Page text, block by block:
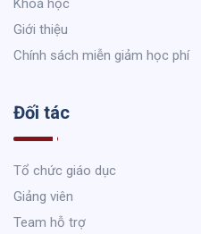
Giới thiệu
Chính sách miễn giảm học phí
Đối tác
Tổ chức giáo dục
Giảng viên
Team hỗ trợ